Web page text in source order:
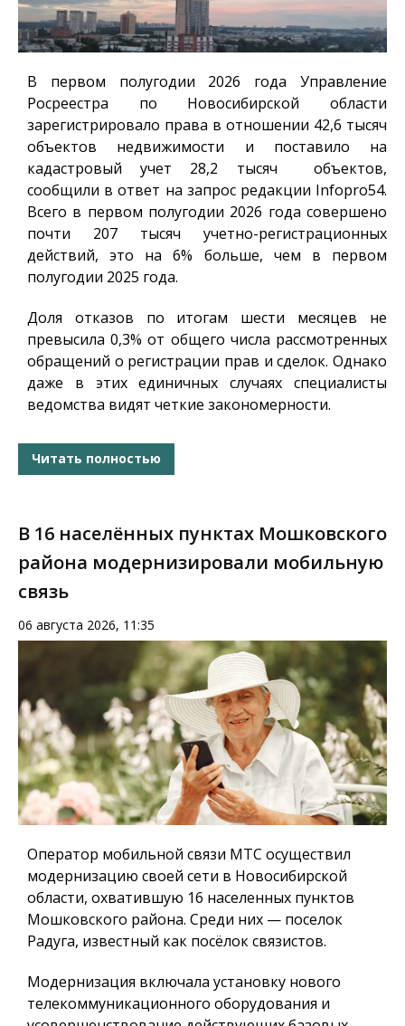
В первом полугодии 2026 года Управление
Росреестра по Новосибирской области
зарегистрировало права в отношении 42,6 тысяч
объектов недвижимости и поставило на
кадастровый учет 28,2 тысяч объектов,
сообщили в ответ на запрос редакции Infopro54.
Всего в первом полугодии 2026 года совершено
почти 207 тысяч учетно-регистрационных
действий, это на 6% больше, чем в первом
полугодии 2025 года.
Доля отказов по итогам шести месяцев не
превысила 0,3% от общего числа рассмотренных
обращений о регистрации прав и сделок. Однако
даже в этих единичных случаях специалисты
ведомства видят четкие закономерности.
Читать полностью
В 16 населённых пунктах Мошковского
района модернизировали мобильную
связь
06 августа 2026, 11:35
Оператор мобильной связи МТС осуществил
модернизацию своей сети в Новосибирской
области, охватившую 16 населенных пунктов
Мошковского района. Среди них — поселок
Радуга, известный как посёлок связистов.
Модернизация включала установку нового
телекоммуникационного оборудования и